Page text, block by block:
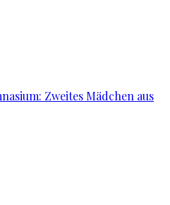
Zweites Mädchen aus